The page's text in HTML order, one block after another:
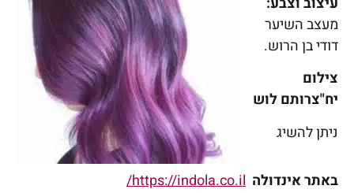
מעצב השיער
דודי בן הרוש.
צילום
יח"צרותם לוש
ניתן להשיג
באתר אינדולה https://indola.co.il/